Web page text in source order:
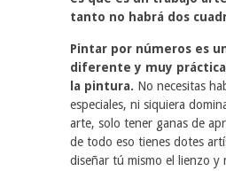
tanto no habrá dos
Pintar por números es
diferente y muy
la pintura. No necesitas
especiales, ni siquiera
arte, solo tener ganas de
de todo eso tienes dotes
diseñar tú mismo el lienzo y